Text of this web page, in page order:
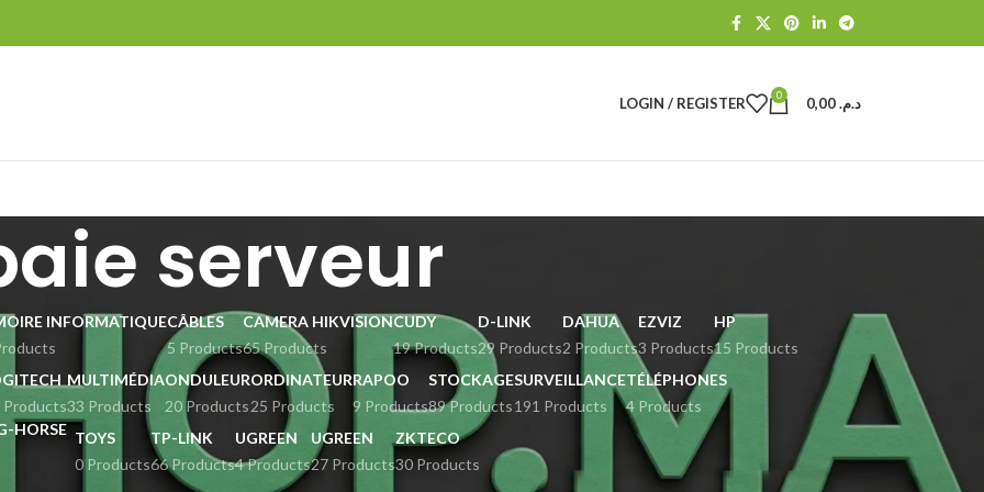
LOGIN / REGISTER 0 د.م.
serveur
INFORMATIQUECÂBLES
5 Products
CAMERA HIKVISION
65 Products
CUDY
19 Products
D-LINK
29 Products
DAHUA
2 Products
EZVIZ
3 Products
HP
15 Products
Products
MULTIMÉDIA
33 Products
ONDULEUR
20 Products
ORDINATEUR
25 Products
RAPOO
9 Products
STOCKAGE
89 Products
SURVEILLANCE
191 Products
TÉLÉPHONES
4 Products
TOYS
0 Products
TP-LINK
66 Products
UGREEN
4 Products
UGREEN
27 Products
ZKTECO
30 Products